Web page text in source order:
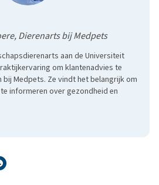
Dierenarts bij Medpets
aan de Universiteit
om klantenadvies te
bij Medpets. Ze vindt het belangrijk om
informeren over gezondheid en